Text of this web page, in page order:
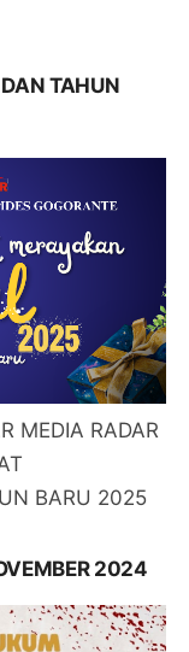
TAHUN
MEDIA RADAR
BARU 2025
2024